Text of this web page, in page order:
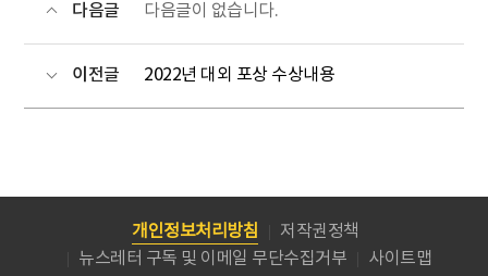
다음글 다음글이 없습니다.
이전글 2022년 대외 포상 수상내용
개인정보처리방침
저작권정책
뉴스레터 구독 및 이메일 무단수집거부
사이트맵